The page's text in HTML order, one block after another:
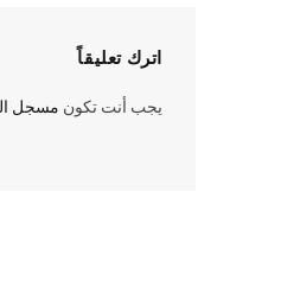
اترك تعليقاً
يجب أنت تكون مسجل